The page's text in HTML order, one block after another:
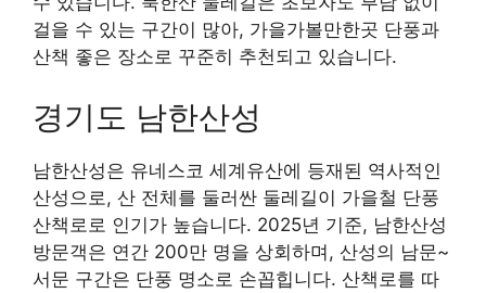
걸을 수 있는 구간이 많아, 가을가볼만한곳 단풍과
산책 좋은 장소로 꾸준히 추천되고 있습니다.
경기도 남한산성
남한산성은 유네스코 세계유산에 등재된 역사적인
산성으로, 산 전체를 둘러싼 둘레길이 가을철 단풍
산책로로 인기가 높습니다. 2025년 기준, 남한산성
방문객은 연간 200만 명을 상회하며, 산성의 남문~
서문 구간은 단풍 명소로 손꼽힙니다. 산책로를 따